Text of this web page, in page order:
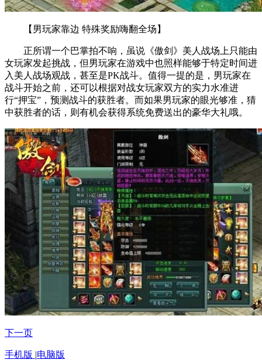
【男玩家靠边 特殊奖励嗨翻全场】
正所谓一个巴掌拍不响，虽说《傲剑》美人战场上只能由
女玩家发起挑战，但男玩家在游戏中也照样能够于特定时间进
入美人战场观战，甚至是PK战斗。值得一提的是，男玩家在
战斗开始之前，还可以根据对战女玩家双方的实力水准进
行“押宝”，预测战斗的获胜者。而如果男玩家的眼光够准，猜
中获胜者的话，则有机会获得系统免费送出的豪华大礼哦。
下一页
手机版 |电脑版